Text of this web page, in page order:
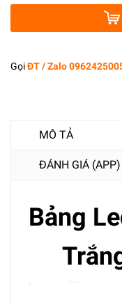
GọiĐT / Zalo
MÔ TẢ
ĐÁNH GIÁ (APP)
Bảng